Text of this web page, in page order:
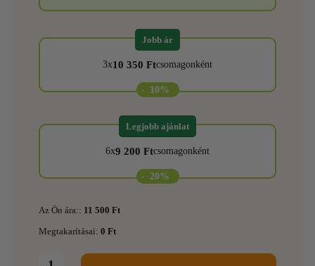
3x10 350 Ftcsomagonként
- 10%
Jobb ár
6x9 200 Ftcsomagonként
- 20%
Legjobb ajánlat
Az Ön ára:: 11 500 Ft
Megtakarításai: 0 Ft